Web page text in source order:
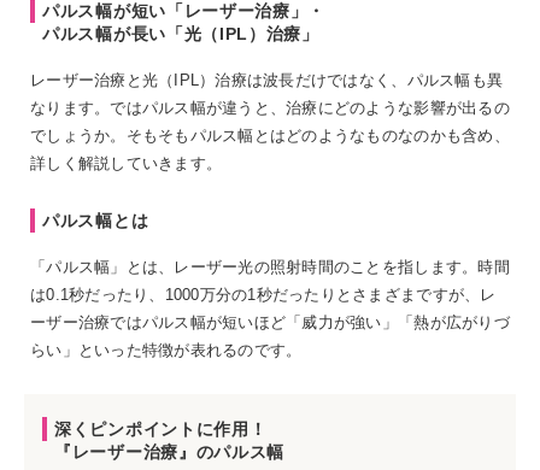
パルス幅が短い「レーザー治療」・
パルス幅が長い「光（IPL）治療」
レーザー治療と光（IPL）治療は波長だけではなく、パルス幅も異
なります。ではパルス幅が違うと、治療にどのような影響が出るの
でしょうか。そもそもパルス幅とはどのようなものなのかも含め、
詳しく解説していきます。
パルス幅とは
「パルス幅」とは、レーザー光の照射時間のことを指します。時間
は0.1秒だったり、1000万分の1秒だったりとさまざまですが、レ
ーザー治療ではパルス幅が短いほど「威力が強い」「熱が広がりづ
らい」といった特徴が表れるのです。
深くピンポイントに作用！
『レーザー治療』のパルス幅